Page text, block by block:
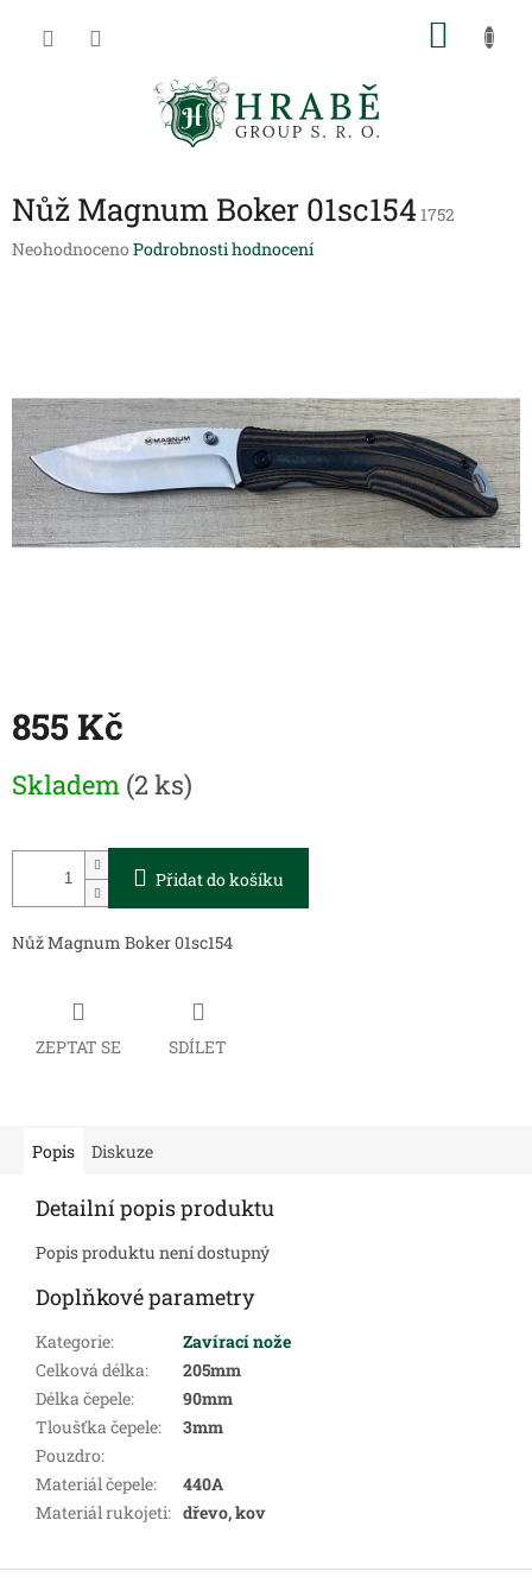
Nůž Magnum Boker 01sc154 1752
Průměrné
hvězdiček.
Neohodnoceno Podrobnosti hodnocení
855 Kč
cena:
Skladem (2 ks)
Přidat do košíku
Nůž Magnum Boker 01sc154
ZEPTAT SE SDÍLET
Popis Diskuze
Detailní popis produktu
Popis produktu není dostupný
Doplňkové parametry
Kategorie:
Zavírací nože
Celková délka:
205mm
Délka čepele:
90mm
Tloušťka čepele:
3mm
Pouzdro:
Materiál čepele:
440A
Materiál rukojeti: dřevo, kov
Z